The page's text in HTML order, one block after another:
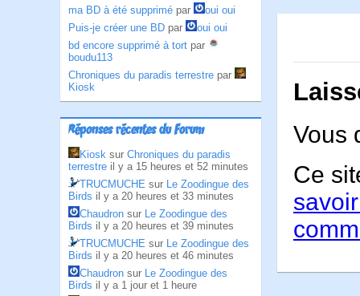
ma BD à été supprimé par
oui oui
Puis-je créer une BD par
oui oui
bd encore supprimé à tort par
boudu113
Chroniques du paradis terrestre par
Kiosk
Réponses récentes du Forum
Kiosk sur Chroniques du paradis
terrestre il y a 15 heures et 52 minutes
TRUCMUCHE sur Le Zoodingue des
Birds il y a 20 heures et 33 minutes
Chaudron sur Le Zoodingue des
Birds il y a 20 heures et 39 minutes
TRUCMUCHE sur Le Zoodingue des
Birds il y a 20 heures et 46 minutes
Chaudron sur Le Zoodingue des
Birds il y a 1 jour et 1 heure
Vous
Ce